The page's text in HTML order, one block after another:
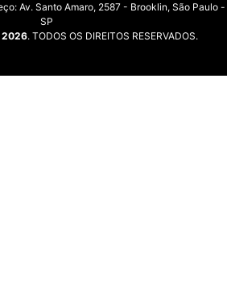
Av. Santo Amaro, 2587 - Brooklin, São Paulo -
SP
2026. TODOS OS DIREITOS RESERVADOS.